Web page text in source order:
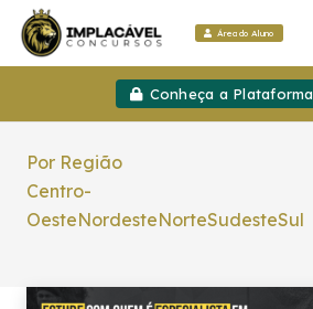
Área do Aluno
Conheça a Plataforma
Por Região
Centro-
OesteNordesteNorteSudesteSul